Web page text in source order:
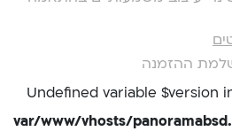
ההזמנה
/var/www/vhosts/